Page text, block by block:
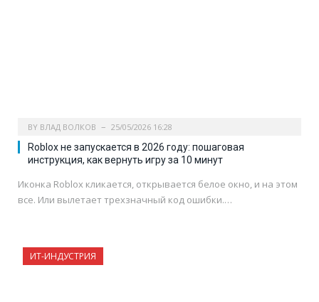
BY ВЛАД ВОЛКОВ 25/05/2026 16:28
Roblox не запускается в 2026 году: пошаговая
инструкция, как вернуть игру за 10 минут
Иконка Roblox кликается, открывается белое окно, и на этом
все. Или вылетает трехзначный код ошибки.…
ИТ-ИНДУСТРИЯ